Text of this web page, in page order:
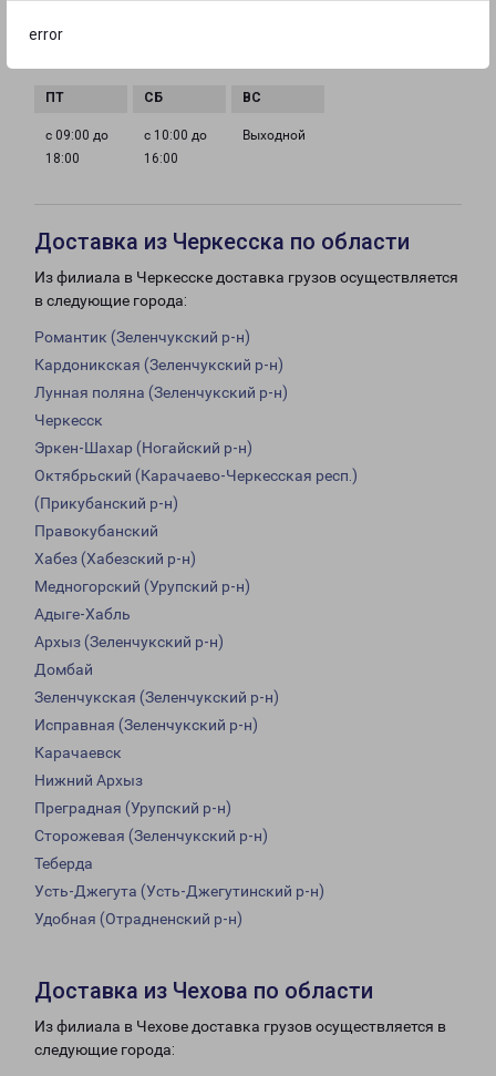
errorс 09:00 до
с 09:00 до
18:00
с 10:00 до
16:00
Выходной
Доставка из Черкесска по области
Из филиала в Черкесске доставка грузов осуществляется
в следующие города:
Романтик (Зеленчукский р-н)
Кардоникская (Зеленчукский р-н)
Лунная поляна (Зеленчукский р-н)
Черкесск
Эркен-Шахар (Ногайский р-н)
Октябрьский (Карачаево-Черкесская респ.)
(Прикубанский р-н)
Правокубанский
Хабез (Хабезский р-н)
Медногорский (Урупский р-н)
Адыге-Хабль
Архыз (Зеленчукский р-н)
Домбай
Зеленчукская (Зеленчукский р-н)
Исправная (Зеленчукский р-н)
Карачаевск
Нижний Архыз
Преградная (Урупский р-н)
Сторожевая (Зеленчукский р-н)
Теберда
Усть-Джегута (Усть-Джегутинский р-н)
Удобная (Отрадненский р-н)
Доставка из Чехова по области
Из филиала в Чехове доставка грузов осуществляется в
следующие города: